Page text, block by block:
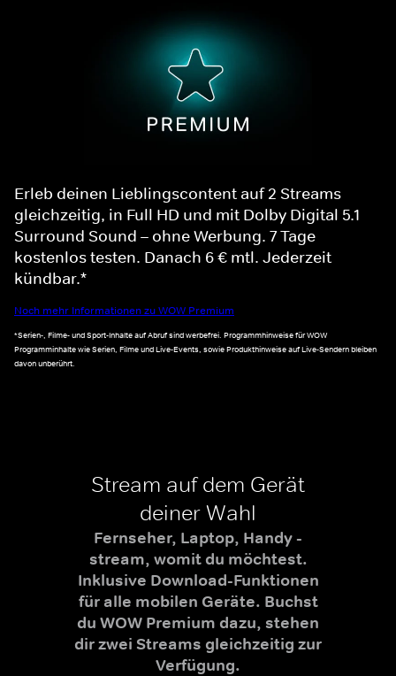
Erleb deinen Lieblingscontent auf 2 Streams
gleichzeitig, in Full HD und mit Dolby Digital 5.1
Surround Sound – ohne Werbung. 7 Tage
kostenlos testen. Danach 6 € mtl. Jederzeit
kündbar.*
Noch mehr Informationen zu WOW Premium
*Serien-, Filme- und Sport-Inhalte auf Abruf sind werbefrei. Programmhinweise für WOW
Programminhalte wie Serien, Filme und Live-Events, sowie Produkthinweise auf Live-Sendern bleiben
davon unberührt.
Stream auf dem Gerät
deiner Wahl
Fernseher, Laptop, Handy -
stream, womit du möchtest.
Inklusive Download-Funktionen
für alle mobilen Geräte. Buchst
du WOW Premium dazu, stehen
dir zwei Streams gleichzeitig zur
Verfügung.